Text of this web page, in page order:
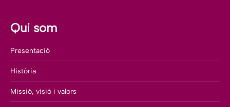
Qui som
Presentació
Història
Missió, visió i valors